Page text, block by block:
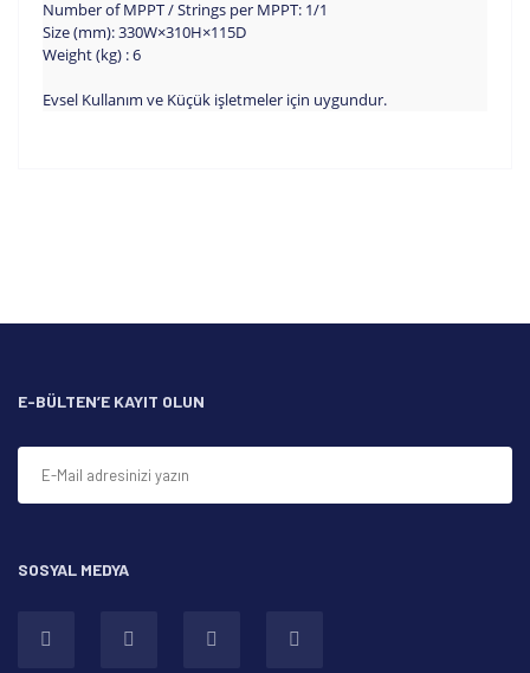
Number of MPPT / Strings per MPPT: 1/1
Size (mm):330W×310H×115D
Weight (kg) :6
Evsel Kullanım ve Küçük işletmeler için uygundur.
Ürün açıklamasında eksik bilgiler bulunuyor.
E-BÜLTEN’E KAYIT OLUN
SOSYAL MEDYA